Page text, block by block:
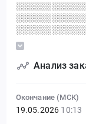
░░░░░░░░░░
Анализ
Окончание (МСК)
19.05.2026 10:13